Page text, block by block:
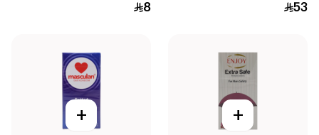
53
8
+
+